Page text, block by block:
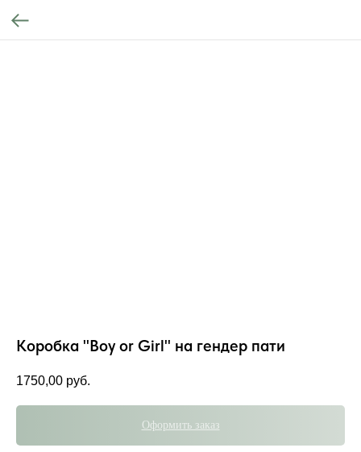
Коробка "Boy or Girl" на гендер пати
1750,00 руб.
Оформить заказ